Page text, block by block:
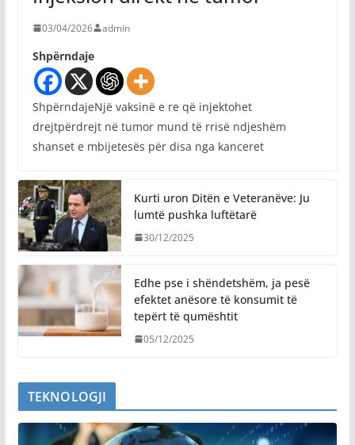
03/04/2026 admin
Shpërndaje
ShpërndajeNjë vaksinë e re që injektohet
drejtpërdrejt në tumor mund të rrisë ndjeshëm
shanset e mbijetesës për disa nga kanceret
Kurti uron Ditën e Veteranëve: Ju
lumtë pushka luftëtarë
30/12/2025
Edhe pse i shëndetshëm, ja pesë
efektet anësore të konsumit të
tepërt të qumështit
05/12/2025
TEKNOLOGJI